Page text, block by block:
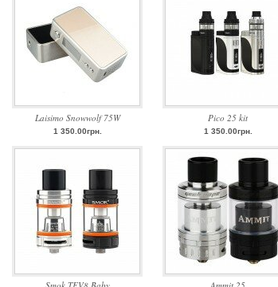
Laisimo Snowwolf 75W
1 350.00грн.
Pico 25 kit
1 350.00грн.